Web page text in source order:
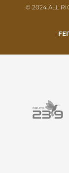
© 2024 ALL